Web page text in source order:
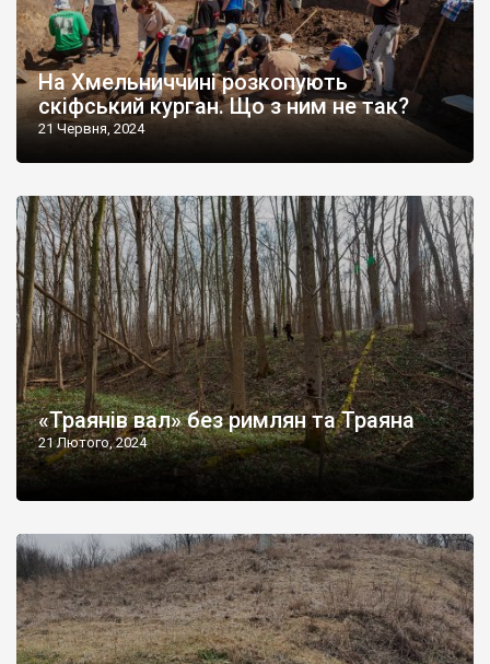
На Хмельниччині розкопують
скіфський курган. Що з ним не так?
21 Червня, 2024
«Траянів вал» без римлян та Траяна
21 Лютого, 2024